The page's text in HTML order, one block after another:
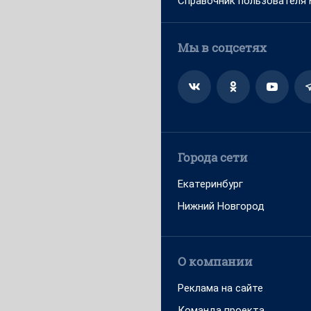
Мы в соцсетях
Города сети
Екатеринбург
Нижний Новгород
О компании
Реклама на сайте